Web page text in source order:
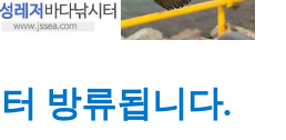
방류됩니다.